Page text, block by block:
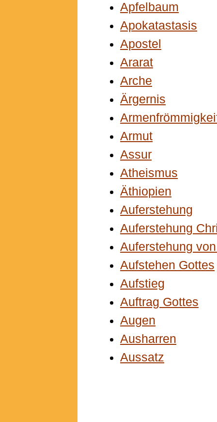
Apfelbaum
Apokatastasis
Apostel
Ararat
Arche
Ärgernis
Armut
Assur
Atheismus
Äthiopien
Auferstehung
Auferstehung
Auferstehung
Aufstehen Gottes
Aufstieg
Auftrag Gottes
Augen
Ausharren
Aussatz